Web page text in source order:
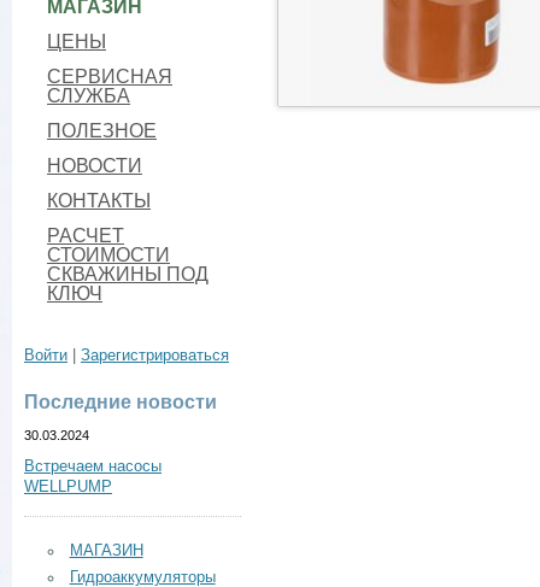
МАГАЗИН
ЦЕНЫ
СЕРВИСНАЯ
СЛУЖБА
ПОЛЕЗНОЕ
НОВОСТИ
КОНТАКТЫ
РАСЧЕТ
СТОИМОСТИ
СКВАЖИНЫ ПОД
КЛЮЧ
Войти Зарегистрироваться
Последние новости
30.03.2024
Встречаем насосы
WELLPUMP
МАГАЗИН
Гидроаккумуляторы